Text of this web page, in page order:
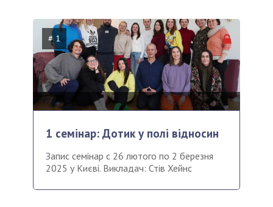
# 1
1 семінар: Дотик у полі відносин
Запис семінар с 26 лютого по 2 березня
2025 у Києві. Викладач: Стів Хейнс